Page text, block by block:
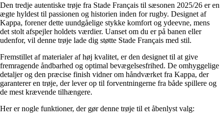
Den tredje autentiske trøje fra Stade Français til sæsonen 2025/26 er en
ægte hyldest til passionen og historien inden for rugby. Designet af
Kappa, forener dette uundgåelige stykke komfort og ydeevne, mens
det stolt afspejler holdets værdier. Uanset om du er på banen eller
udenfor, vil denne trøje lade dig støtte Stade Français med stil.
Fremstillet af materialer af høj kvalitet, er den designet til at give
fremragende åndbarhed og optimal bevægelsesfrihed. De omhyggelige
detaljer og den præcise finish vidner om håndværket fra Kappa, der
garanterer en trøje, der lever op til forventningerne fra både spillere og
de mest krævende tilhængere.
Her er nogle funktioner, der gør denne trøje til et åbenlyst valg: